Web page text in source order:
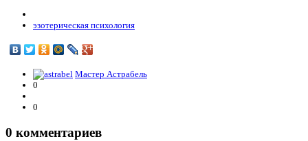
эзотерическая психология
Мастер Астрабель
0
0
0 комментариев